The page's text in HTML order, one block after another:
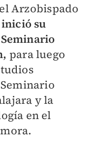
Arzobispado
inició su
para luego
y la
en el